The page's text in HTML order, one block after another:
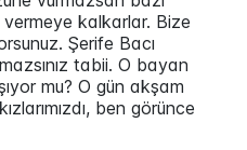
vermeye kalkarlar. Bize
Şerife Bacı
tabii. O bayan
mu? O gün akşam
ben görünce